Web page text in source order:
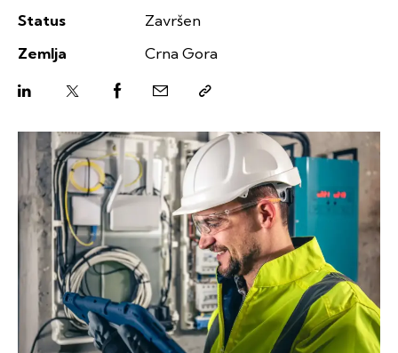
Status
Završen
Zemlja
Crna Gora